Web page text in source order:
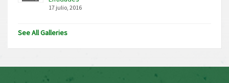
17 julio, 2016
See All Galleries